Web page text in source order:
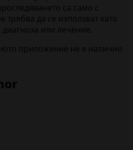
са само с
да се използват като
или лечение.
приложение не е налично